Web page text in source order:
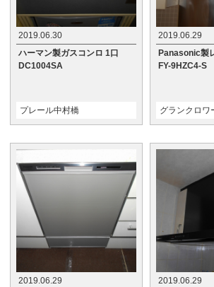
2019.06.30
ハーマン製ガスコンロ 1口
DC1004SA
プレール中村橋
2019.06.29
Panasonic製
FY-9HZC4-S
グランクロワ
2019.06.29
2019.06.29